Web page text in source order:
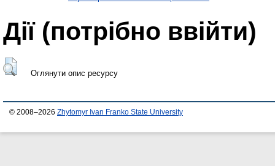
Дії ​​(потрібно ввійти)
Оглянути опис ресурсу
© 2008–2026 Zhytomyr Ivan Franko State University